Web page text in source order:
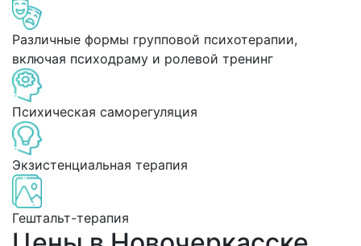
Различные формы групповой психотерапии,
включая психодраму и ролевой тренинг
Психическая саморегуляция
Экзистенциальная терапия
Гештальт-терапия